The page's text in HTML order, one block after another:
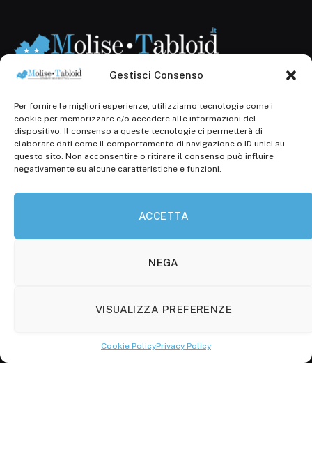
Gestisci Consenso
Per fornire le migliori esperienze, utilizziamo tecnologie come i
cookie per memorizzare e/o accedere alle informazioni del
dispositivo. Il consenso a queste tecnologie ci permetterà di
elaborare dati come il comportamento di navigazione o ID unici su
questo sito. Non acconsentire o ritirare il consenso può influire
negativamente su alcune caratteristiche e funzioni.
ACCETTA
NEGA
VISUALIZZA PREFERENZE
Cookie PolicyPrivacy Policy
Registr. presso il Tribunale di Campobasso: 3/2013 del
14.11.2013, Cron. 1254
Roc: iscrizione n° 25549 (Prot. 1138/com/15 del
30.04.2015)
P.Iva: 01707150700